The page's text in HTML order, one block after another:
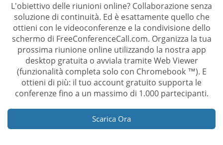
L'obiettivo delle riunioni online? Collaborazione senza
soluzione di continuità. Ed è esattamente quello che
ottieni con le videoconferenze e la condivisione dello
schermo di FreeConferenceCall.com. Organizza la tua
prossima riunione online utilizzando la nostra app
desktop gratuita o avviala tramite Web Viewer
(funzionalità completa solo con Chromebook ™). E
ottieni di più: il tuo account gratuito supporta le
conferenze fino a un massimo di 1.000 partecipanti.
Scarica Ora